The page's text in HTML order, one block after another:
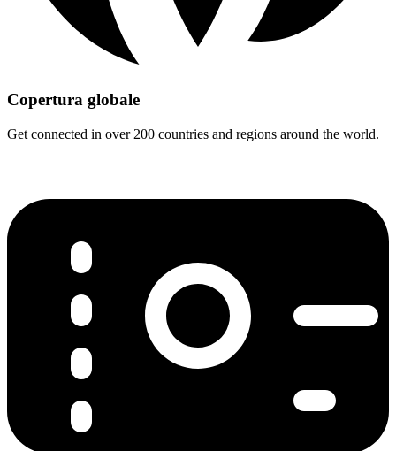
Copertura globale
Get connected in over 200 countries and regions around the world.